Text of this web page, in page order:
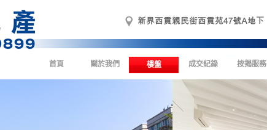
按揭服務
成交紀錄
樓盤
關於我們
首頁